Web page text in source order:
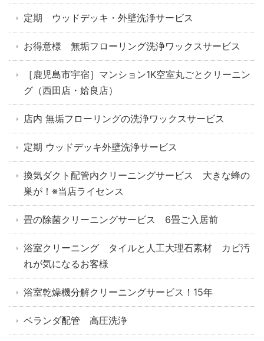
定期 ウッドデッキ・外壁洗浄サービス
お得意様 無垢フローリング洗浄ワックスサービス
［鹿児島市宇宿］マンション1K空室丸ごとクリーニン
グ（西田店・姶良店）
店内 無垢フローリングの洗浄ワックスサービス
定期 ウッドデッキ外壁洗浄サービス
換気ダクト配管内クリーニングサービス 大きな蜂の
巣が！※当店ライセンス
畳の除菌クリーニングサービス 6畳ご入居前
浴室クリーニング タイルと人工大理石素材 カビ汚
れが気になるお客様
浴室乾燥機分解クリーニングサービス！15年
ベランダ配管 高圧洗浄